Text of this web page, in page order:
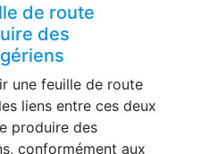
de route
des
une feuille de route
liens entre ces deux
produire des
conformément aux